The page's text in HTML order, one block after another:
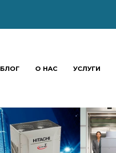
БЛОГ О НАС УСЛУГИ